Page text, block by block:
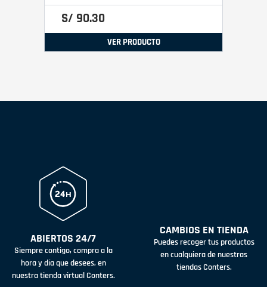
S/ 90.30
VER PRODUCTO
ABIERTOS 24/7
Siempre contigo, compra a la
hora y día que desees, en
nuestra tienda virtual Conters.
CAMBIOS EN TIENDA
Puedes recoger tus productos
en cualquiera de nuestras
tiendas Conters.